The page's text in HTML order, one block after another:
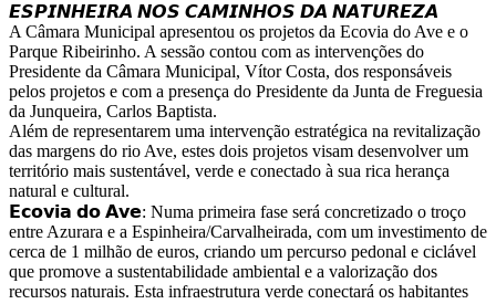
Image
𝙀𝙎𝙋𝙄𝙉𝙃𝙀𝙄𝙍𝘼 𝙉𝙊𝙎 𝘾𝘼𝙈𝙄𝙉𝙃𝙊𝙎 𝘿𝘼 𝙉𝘼𝙏𝙐𝙍𝙀𝙕𝘼
A Câmara Municipal apresentou os projetos da Ecovia do Ave e o
Parque Ribeirinho. A sessão contou com as intervenções do
Presidente da Câmara Municipal, Vítor Costa, dos responsáveis
pelos projetos e com a presença do Presidente da Junta de Freguesia
da Junqueira, Carlos Baptista.
Além de representarem uma intervenção estratégica na revitalização
das margens do rio Ave, estes dois projetos visam desenvolver um
território mais sustentável, verde e conectado à sua rica herança
natural e cultural.
𝗘𝗰𝗼𝘃𝗶𝗮 𝗱𝗼 𝗔𝘃𝗲: Numa primeira fase será concretizado o troço
entre Azurara e a Espinheira/Carvalheirada, com um investimento de
cerca de 1 milhão de euros, criando um percurso pedonal e ciclável
que promove a sustentabilidade ambiental e a valorização dos
recursos naturais. Esta infraestrutura verde conectará os habitantes